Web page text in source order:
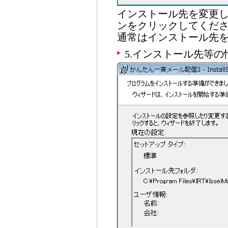
インストール先を変更
ンをクリックしてくだ
通常はインストール先
5.インストール先等